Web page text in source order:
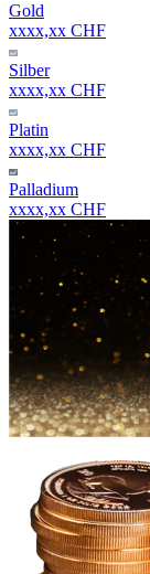
Gold
xxxx,xx CHF
Silber
xxxx,xx CHF
Platin
xxxx,xx CHF
Palladium
xxxx,xx CHF